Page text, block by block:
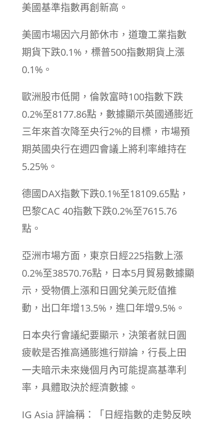
美國基準指數再創新高。
美國市場因六月節休市，道瓊工業指數
期貨下跌0.1%，標普500指數期貨上漲
0.1%。
歐洲股市低開，倫敦富時100指數下跌
0.2%至8177.86點，數據顯示英國通膨近
三年來首次降至央行2%的目標，市場預
期英國央行在週四會議上將利率維持在
5.25%。
德國DAX指數下跌0.1%至18109.65點，
巴黎CAC 40指數下跌0.2%至7615.76
點。
亞洲市場方面，東京日經225指數上漲
0.2%至38570.76點，日本5月貿易數據顯
示，受物價上漲和日圓兌美元貶值推
動，出口年增13.5%，進口年增9.5%。
日本央行會議紀要顯示，決策者就日圓
疲軟是否推高通膨進行辯論，行長上田
一夫暗示未來幾個月內可能提高基準利
率，具體取決於經濟數據。
IG Asia 評論稱：「日經指數的走勢反映